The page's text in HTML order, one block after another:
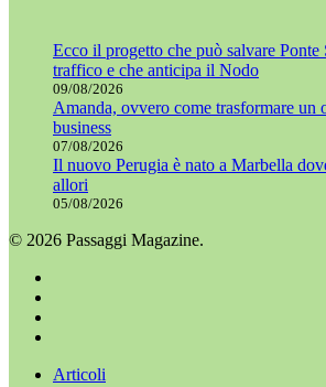
Ecco il progetto che può salvare
traffico e che anticipa il Nodo
09/08/2026
Amanda, ovvero come trasformare un
business
07/08/2026
Il nuovo Perugia è nato a Marbella
allori
05/08/2026
© 2026 Passaggi Magazine.
Chiudi Articoli